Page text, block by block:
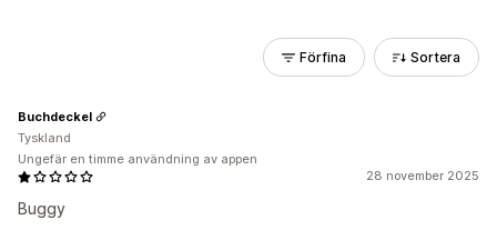
Förfina Sortera
28 november 2025
Buggy
Buchdeckel
Tyskland
Ungefär en timme användning av appen